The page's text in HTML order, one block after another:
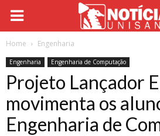
Home Engenharia
Engenharia Engenharia de Computação
Projeto Lançador
movimenta os
Engenharia de